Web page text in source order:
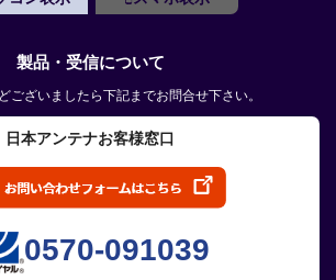
製品・受信について
ございましたら下記までお問合せ下さい。
日本アンテナお客様窓口
0570-091039